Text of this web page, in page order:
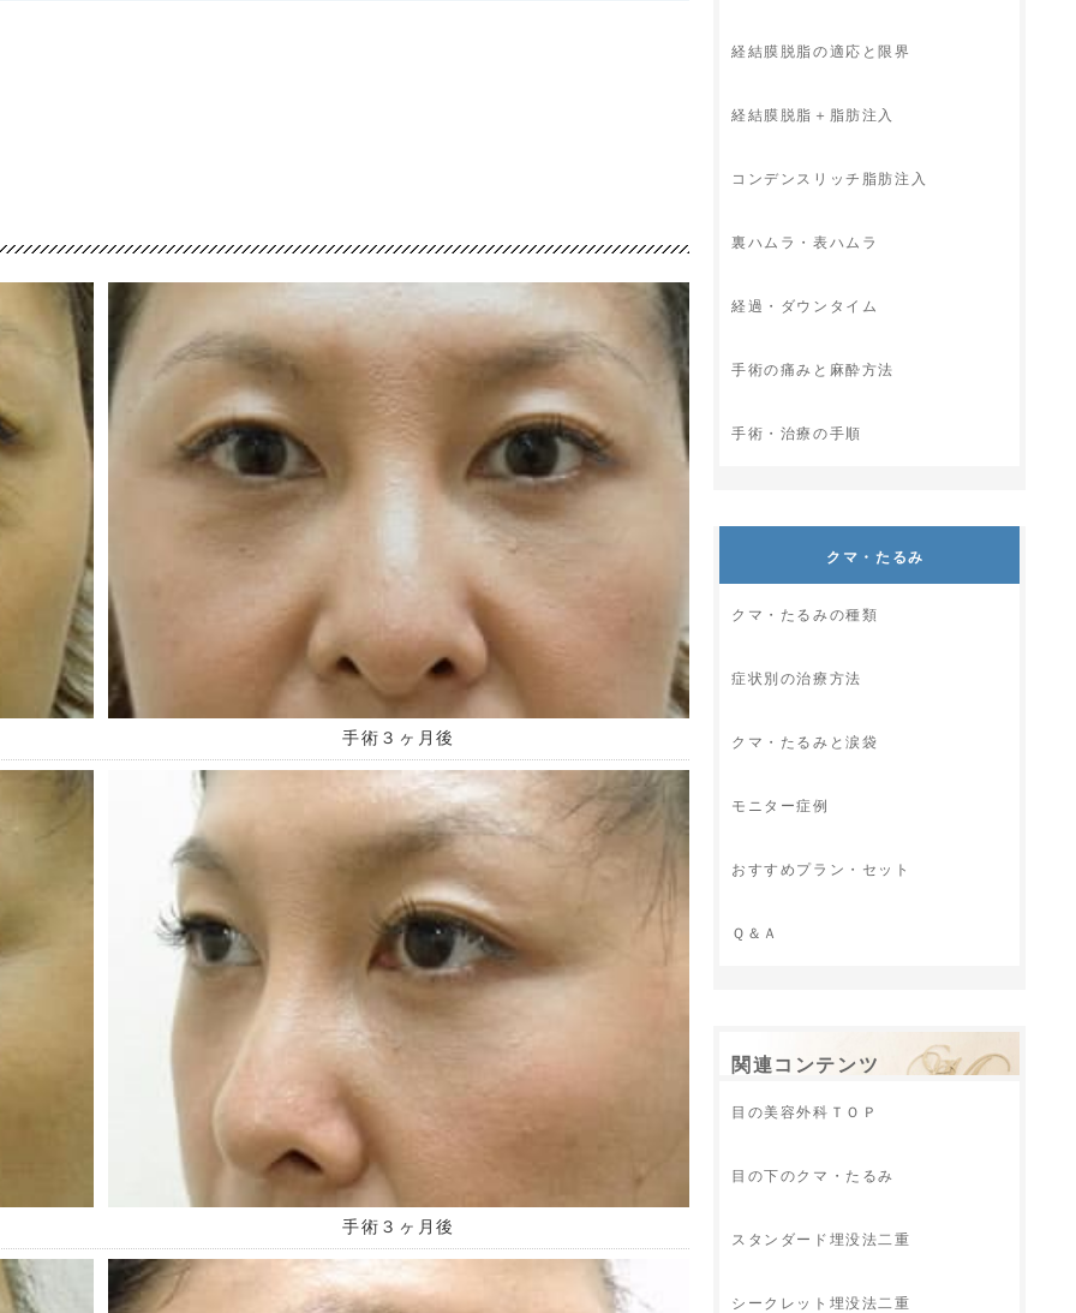
手術３ヶ月後
手術３ヶ月後
経結膜脱脂の適応と限界
経結膜脱脂＋脂肪注入
コンデンスリッチ脂肪注入
裏ハムラ・表ハムラ
経過・ダウンタイム
手術の痛みと麻酔方法
手術・治療の手順
クマ・たるみ
クマ・たるみの種類
症状別の治療方法
クマ・たるみと涙袋
モニター症例
おすすめプラン・セット
Ｑ＆Ａ
関連コンテンツ
目の美容外科ＴＯＰ
目の下のクマ・たるみ
スタンダード埋没法二重
シークレット埋没法二重